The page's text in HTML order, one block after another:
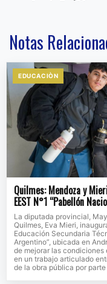
Notas
EDUCACIÒN
Quilmes: Mendoza y
EEST N°1 “Pabellón
La diputada provincial,
Quilmes, Eva Mieri,
Educación Secundaria
Argentino”, ubicada en
de mejorar las
en un trabajo articulado
de la obra pública por